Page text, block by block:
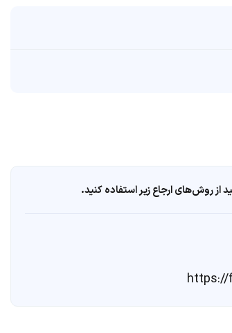
روش‌های ارجاع زیر استفاده کنید.